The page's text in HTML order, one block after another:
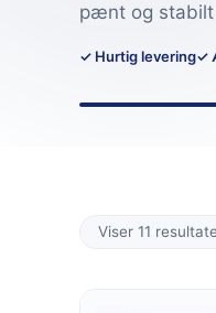
pænt og stabilt
✓ Hurtig levering✓
Viser 11